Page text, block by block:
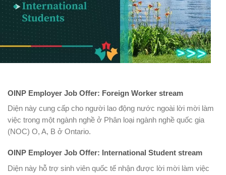
OINP Employer Job Offer: Foreign Worker stream
Diện này cung cấp cho người lao động nước ngoài lời mời làm
việc trong một ngành nghề ở Phân loại ngành nghề quốc gia
(NOC) O, A, B ở Ontario.
OINP Employer Job Offer: International Student stream
Diện này hỗ trợ sinh viên quốc tế nhận được lời mời làm việc